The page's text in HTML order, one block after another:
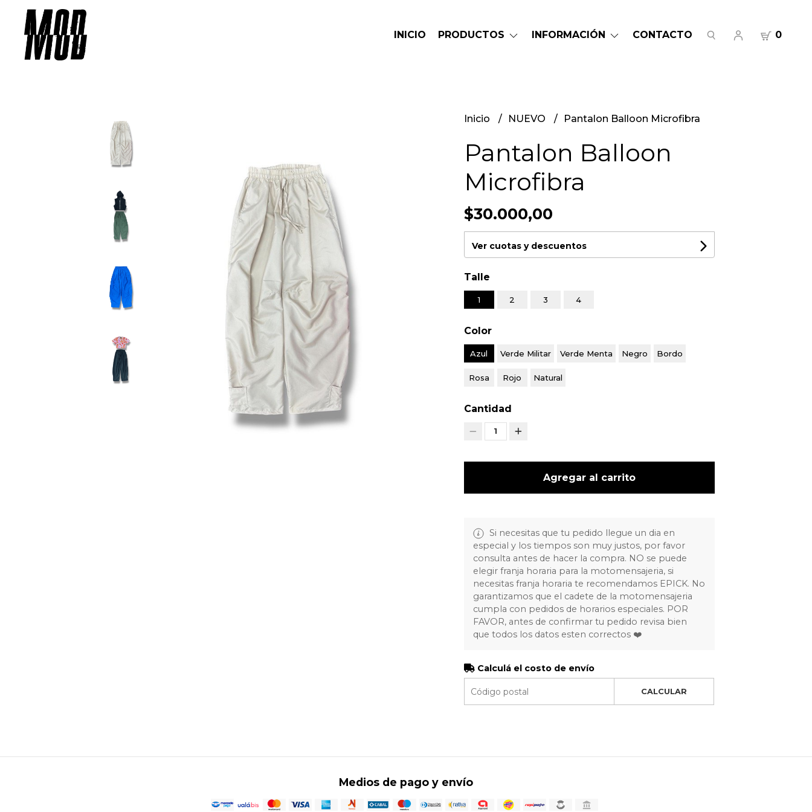
INICIO PRODUCTOS INFORMACIÓN CONTACTO 0
Inicio NUEVO Pantalon Balloon Microfibra
Pantalon Balloon
Microfibra
$30.000,00
Ver cuotas y descuentos
Talle
1 2 3 4
Color
Azul Verde Militar Verde Menta Negro Bordo
Rosa Rojo Natural
Cantidad
1
Agregar al carrito
Si necesitas que tu pedido llegue un dia en
especial y los tiempos son muy justos, por favor
consulta antes de hacer la compra. NO se puede
elegir franja horaria para la motomensajeria, si
necesitas franja horaria te recomendamos EPICK. No
garantizamos que el cadete de la motomensajeria
cumpla con pedidos de horarios especiales. POR
FAVOR, antes de confirmar tu pedido revisa bien
que todos los datos esten correctos ❤️
Calculá el costo de envío
CALCULAR
Medios de pago y envío